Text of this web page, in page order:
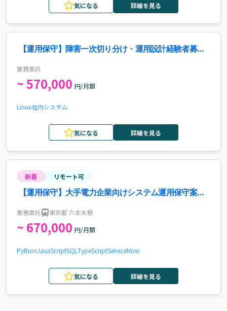
気になる 詳細を見る
【運用保守】障害一次切り分け・運用設計経験者募集
業務委託
~ 570,000 円/月額
Linux社内システム
気になる 詳細を見る
新着 リモート可
【運用保守】大手電力企業向けシステム運用保守案
業務委託 東京都 六本木駅
~ 670,000 円/月額
PythonJavaScriptSQL TypeScriptServiceNow
気になる 詳細を見る